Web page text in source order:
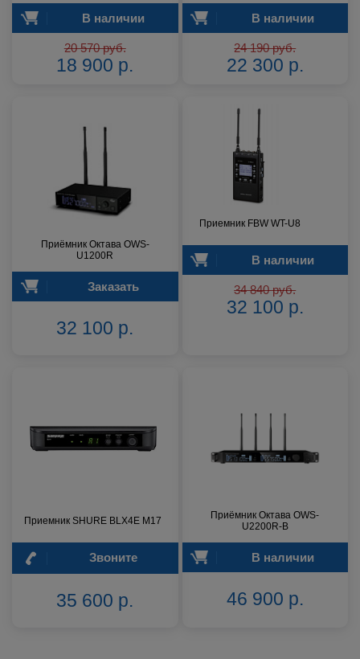
В наличии
20 570 руб.
18 900 р.
В наличии
24 190 руб.
22 300 р.
Приёмник Октава OWS-
U1200R
Заказать
32 100 р.
Приемник FBW WT-U8
В наличии
34 840 руб.
32 100 р.
Приемник SHURE BLX4E M17
Звоните
35 600 р.
Приёмник Октава OWS-
U2200R-B
В наличии
46 900 р.